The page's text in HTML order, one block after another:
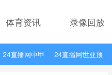
体育资讯 录像回放
24直播网中甲 24直播网世亚预